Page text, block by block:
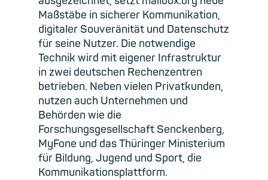
Maßstäbe in sicherer Kommunikation,
digitaler Souveränität und Datenschutz
für seine Nutzer. Die notwendige
Technik wird mit eigener Infrastruktur
in zwei deutschen Rechenzentren
betrieben. Neben vielen Privatkunden,
nutzen auch Unternehmen und
Behörden wie die
Forschungsgesellschaft Senckenberg,
MyFone und das Thüringer Ministerium
für Bildung, Jugend und Sport, die
Kommunikationsplattform.